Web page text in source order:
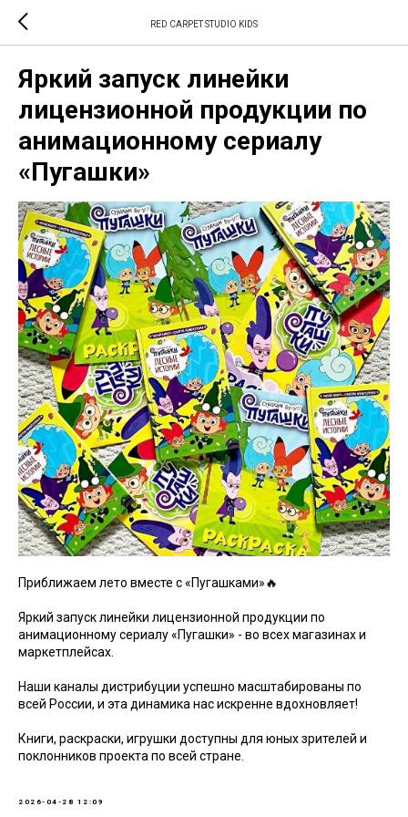
RED CARPET STUDIO KIDS
Яркий запуск линейки
лицензионной продукции по
анимационному сериалу
«Пугашки»
Приближаем лето вместе с «Пугашками»🔥
Яркий запуск линейки лицензионной продукции по
анимационному сериалу «Пугашки» - во всех магазинах и
маркетплейсах.
Наши каналы дистрибуции успешно масштабированы по
всей России, и эта динамика нас искренне вдохновляет!
Книги, раскраски, игрушки доступны для юных зрителей и
поклонников проекта по всей стране.
2026-04-28 12:09